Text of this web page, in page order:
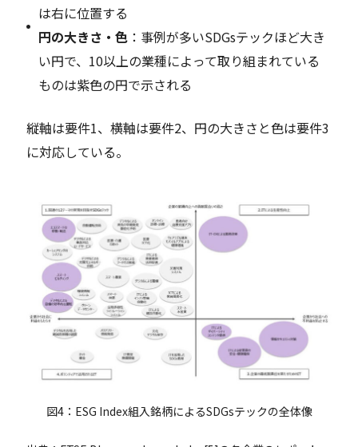
は右に位置する
円の大きさ・色 ：事例が多いSDGsテックほど大き
い円で、10以上の業種によって取り組まれている
ものは紫色の円で示される
縦軸は要件1、横軸は要件2、円の大きさと色は要件3
に対応している。
図4：ESG Index組入銘柄によるSDGsテックの全体像